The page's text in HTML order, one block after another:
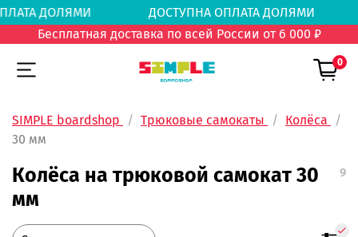
ОПЛАТА ДОЛЯМИ
ДОСТУПНА ОПЛАТА
Бесплатная доставка по всей России от 6 000 ₽
0
SIMPLE boardshop Трюковые самокаты
Колёса
30 мм
Колёса на трюковой самокат 30
мм
9